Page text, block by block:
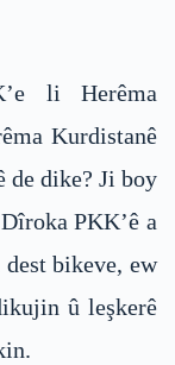
li Herêma
Kurdistanê
de dike? Ji boy
PKK’ê a
bikeve, ew
û leşkerê